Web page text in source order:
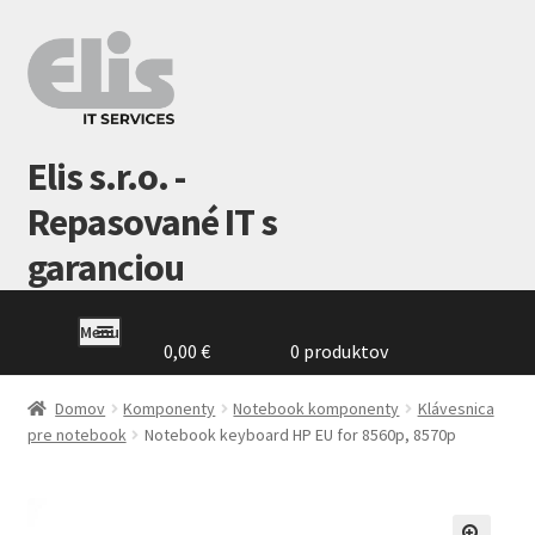
Preskočiť
na
navigáciu
Preskočiť
na
obsah
Elis s.r.o. -
Repasované IT s
garanciou
Menu
Domovská
stránka
0,00 € 0 produktov
Domov Komponenty Notebook komponenty
Klávesnica
pre notebook
Notebook keyboard HP EU for 8560p, 8570p